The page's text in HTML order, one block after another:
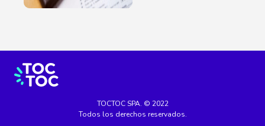
TOCTOC SPA. © 2022
Todos los derechos reservados.